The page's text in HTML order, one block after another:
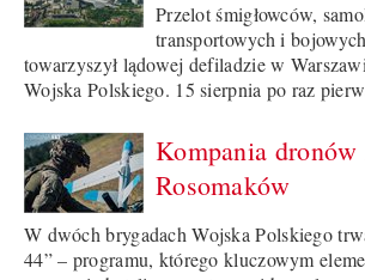
Przelot śmigłowców,
transportowych i
towarzyszył lądowej defiladzie w
Wojska Polskiego. 15 sierpnia po raz
Kompania dronów
Rosomaków
W dwóch brygadach Wojska Polskiego
44” – programu, którego kluczowym